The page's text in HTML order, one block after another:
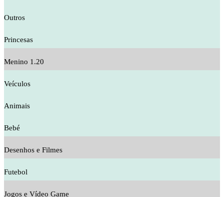
Outros
Princesas
Menino 1.20
Veículos
Animais
Bebé
Desenhos e Filmes
Futebol
Jogos e Vídeo Game